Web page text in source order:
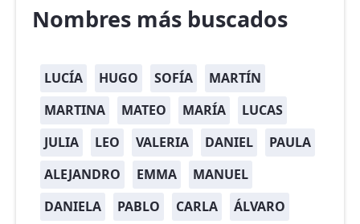
Nombres más buscados
LUCÍA HUGO SOFÍA
MARTÍN
MARTINA
MATEO MARÍA
LUCAS
JULIA
LEO VALERIA DANIEL
PAULA
ALEJANDRO
EMMA
MANUEL
DANIELA
PABLO CARLA ÁLVARO